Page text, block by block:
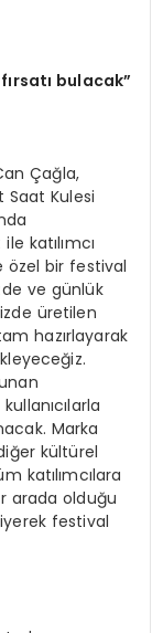
bulacak”
Çağla,
Saat Kulesi
katılımcı
özel bir festival
ve günlük
üretilen
hazırlayarak
Marka
kültürel
katılımcılara
arada olduğu
festival